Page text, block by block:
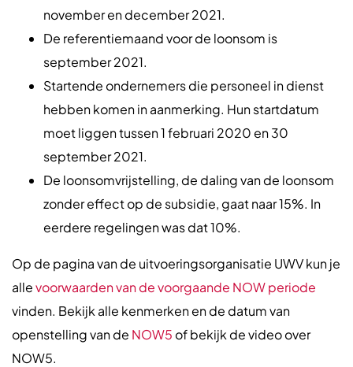
november en december 2021.
De referentiemaand voor de loonsom is
september 2021.
Startende ondernemers die personeel in dienst
hebben komen in aanmerking. Hun startdatum
moet liggen tussen 1 februari 2020 en 30
september 2021.
De loonsomvrijstelling, de daling van de loonsom
zonder effect op de subsidie, gaat naar 15%. In
eerdere regelingen was dat 10%.
Op de pagina van de uitvoeringsorganisatie UWV kun je
allevoorwaarden van de voorgaande NOWperiode
vinden. Bekijk alle kenmerken en de datum van
openstelling van de NOW5 of bekijk de video over
NOW5.